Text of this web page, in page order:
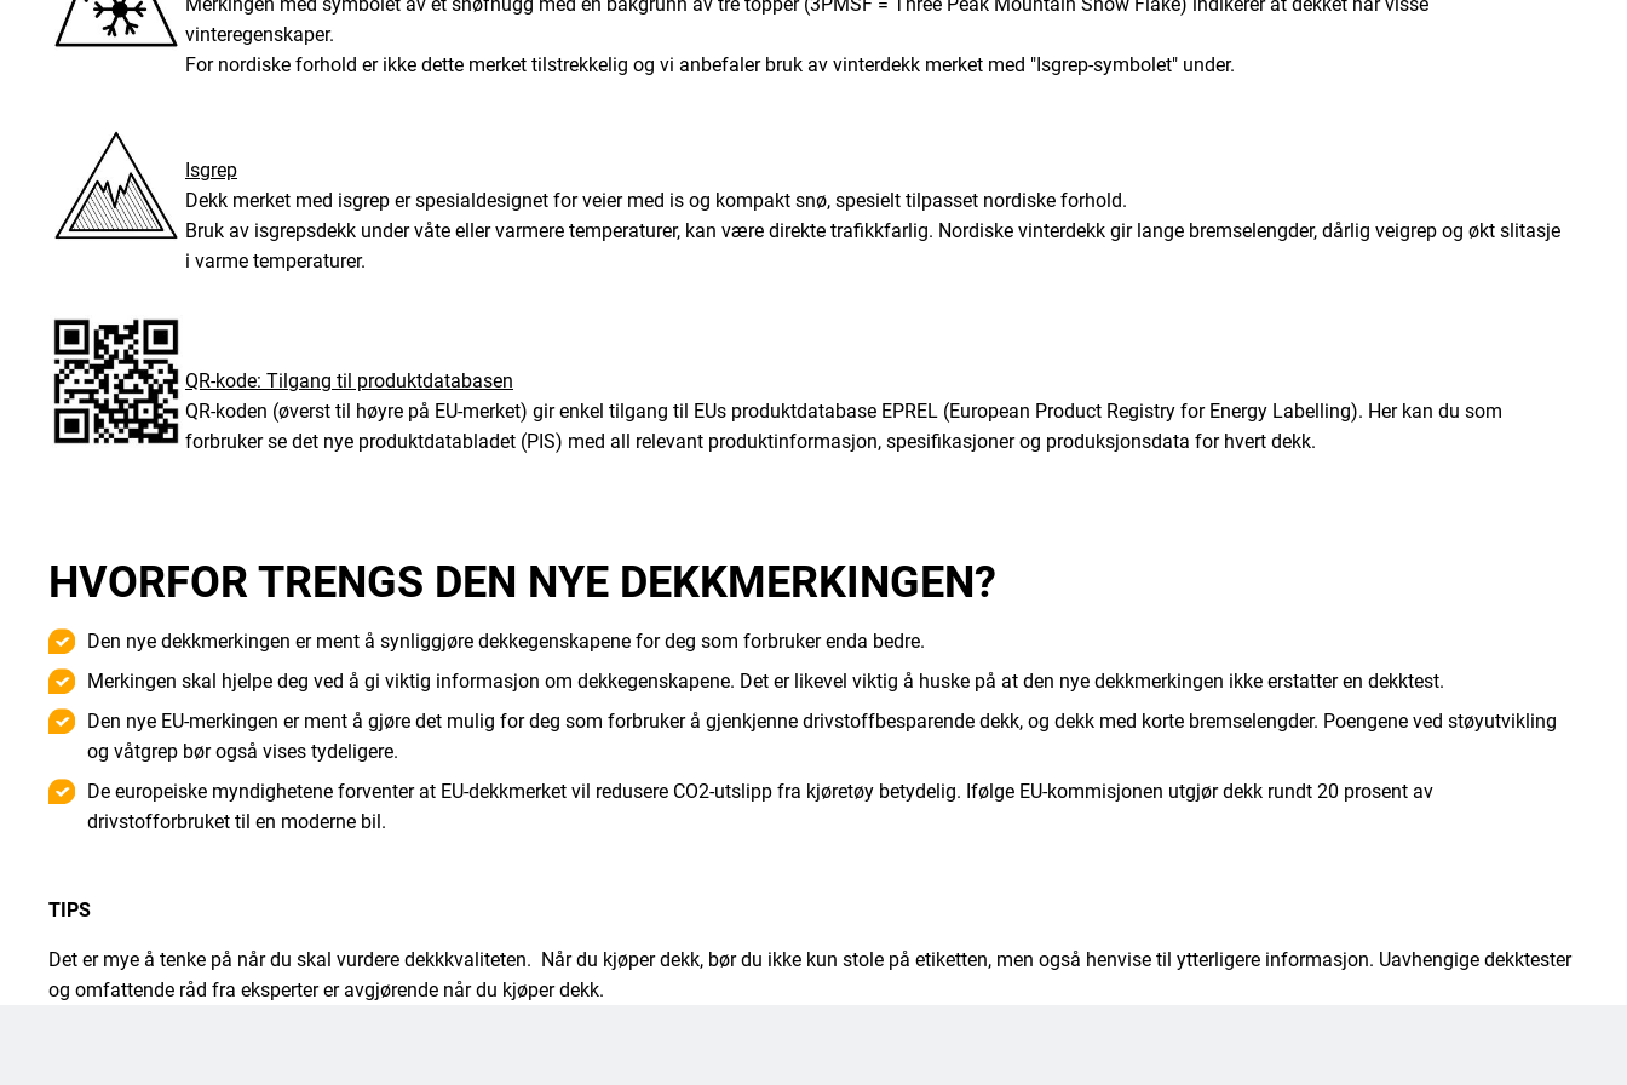
vinteregenskaper.
For nordiske forhold er ikke dette merket tilstrekkelig og vi anbefaler bruk av vinterdekk merket med "Isgrep-symbolet" under.
Isgrep
Dekk merket med isgrep er spesialdesignet for veier med is og kompakt snø, spesielt tilpasset nordiske forhold.
Bruk av isgrepsdekk under våte eller varmere temperaturer, kan være direkte trafikkfarlig. Nordiske vinterdekk gir lange bremselengder, dårlig veigrep og økt slitasje
i varme temperaturer.
QR-kode: Tilgang til produktdatabasen
QR-koden (øverst til høyre på EU-merket) gir enkel tilgang til EUs produktdatabase EPREL (European Product Registry for Energy Labelling). Her kan du som
forbruker se det nye produktdatabladet (PIS) med all relevant produktinformasjon, spesifikasjoner og produksjonsdata for hvert dekk.
HVORFOR TRENGS DEN NYE DEKKMERKINGEN?
Den nye dekkmerkingen er ment å synliggjøre dekkegenskapene for deg som forbruker enda bedre.
Merkingen skal hjelpe deg ved å gi viktig informasjon om dekkegenskapene. Det er likevel viktig å huske på at den nye dekkmerkingen ikke erstatter en dekktest.
Den nye EU-merkingen er ment å gjøre det mulig for deg som forbruker å gjenkjenne drivstoffbesparende dekk, og dekk med korte bremselengder. Poengene ved støyutvikling
og våtgrep bør også vises tydeligere.
De europeiske myndighetene forventer at EU-dekkmerket vil redusere CO2-utslipp fra kjøretøy betydelig. Ifølge EU-kommisjonen utgjør dekk rundt 20 prosent av
drivstofforbruket til en moderne bil.
TIPS
Det er mye å tenke på når du skal vurdere dekkkvaliteten. Når du kjøper dekk, bør du ikke kun stole på etiketten, men også henvise til ytterligere informasjon. Uavhengige dekktester
og omfattende råd fra eksperter er avgjørende når du kjøper dekk.